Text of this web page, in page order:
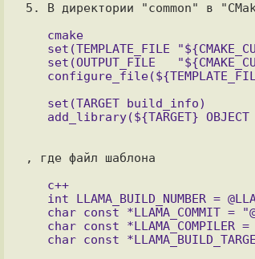
5. В директории "common" в
, где файл шаблона